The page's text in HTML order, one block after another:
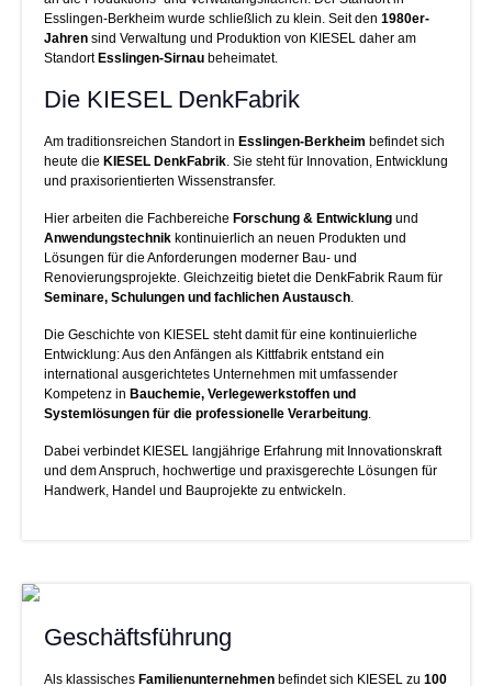
Esslingen-Berkheim wurde schließlich zu klein. Seit den 1980er-
Jahren sind Verwaltung und Produktion von KIESEL daher am
Standort Esslingen-Sirnau beheimatet.
Die KIESEL DenkFabrik
Am traditionsreichen Standort in Esslingen-Berkheim befindet sich
heute die KIESEL DenkFabrik. Sie steht für Innovation, Entwicklung
und praxisorientierten Wissenstransfer.
Hier arbeiten die Fachbereiche Forschung & Entwicklung und
Anwendungstechnik kontinuierlich an neuen Produkten und
Lösungen für die Anforderungen moderner Bau- und
Renovierungsprojekte. Gleichzeitig bietet die DenkFabrik Raum für
Seminare, Schulungen und fachlichen Austausch.
Die Geschichte von KIESEL steht damit für eine kontinuierliche
Entwicklung: Aus den Anfängen als Kittfabrik entstand ein
international ausgerichtetes Unternehmen mit umfassender
Kompetenz in Bauchemie, Verlegewerkstoffen und
Systemlösungen für die professionelle Verarbeitung.
Dabei verbindet KIESEL langjährige Erfahrung mit Innovationskraft
und dem Anspruch, hochwertige und praxisgerechte Lösungen für
Handwerk, Handel und Bauprojekte zu entwickeln.
Geschäftsführung
Als klassisches Familienunternehmen befindet sich KIESEL zu 100